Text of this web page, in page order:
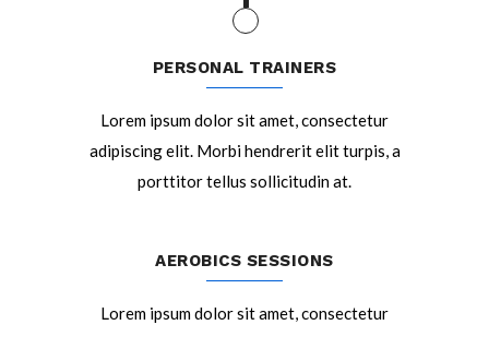
PERSONAL TRAINERS
Lorem ipsum dolor sit amet, consectetur
adipiscing elit. Morbi hendrerit elit turpis, a
porttitor tellus sollicitudin at.
AEROBICS SESSIONS
Lorem ipsum dolor sit amet, consectetur